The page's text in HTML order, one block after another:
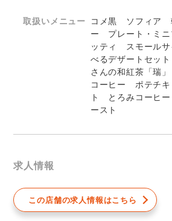
取扱いメニュー
コメ黒 ソフィア
ー プレート・ミ
ッティ スモール
べるデザートセッ
さんの和紅茶「瑞
コーヒー ポテチキ
ト とろみコーヒ
ースト
求人情報
この店舗の求人情報はこちら